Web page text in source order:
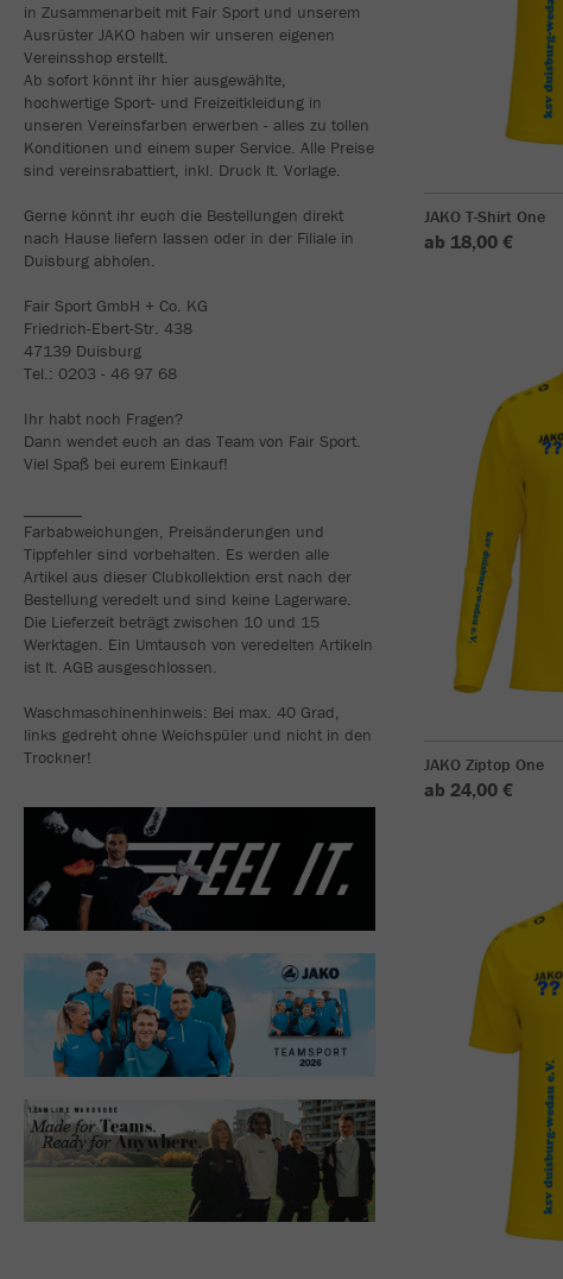
in Zusammenarbeit mit Fair Sport und unserem
Ausrüster JAKO haben wir unseren eigenen
Vereinsshop erstellt.
Ab sofort könnt ihr hier ausgewählte,
hochwertige Sport- und Freizeitkleidung in
unseren Vereinsfarben erwerben - alles zu tollen
Konditionen und einem super Service. Alle Preise
sind vereinsrabattiert, inkl. Druck lt. Vorlage.
Gerne könnt ihr euch die Bestellungen direkt
nach Hause liefern lassen oder in der Filiale in
Duisburg abholen.
Fair Sport GmbH + Co. KG
Friedrich-Ebert-Str. 438
47139 Duisburg
Tel.: 0203 - 46 97 68
Ihr habt noch Fragen?
Dann wendet euch an das Team von Fair Sport.
Viel Spaß bei eurem Einkauf!
Farbabweichungen, Preisänderungen und
Tippfehler sind vorbehalten. Es werden alle
Artikel aus dieser Clubkollektion erst nach der
Bestellung veredelt und sind keine Lagerware.
Die Lieferzeit beträgt zwischen 10 und 15
Werktagen. Ein Umtausch von veredelten Artikeln
ist lt. AGB ausgeschlossen.
Waschmaschinenhinweis: Bei max. 40 Grad,
links gedreht ohne Weichspüler und nicht in den
Trockner!
JAKO T-Shirt One
ab 18,00 €
JAKO Ziptop One
ab 24,00 €